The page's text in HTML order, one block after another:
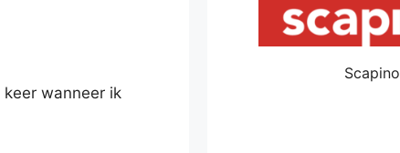
wanneer ik
Scapino